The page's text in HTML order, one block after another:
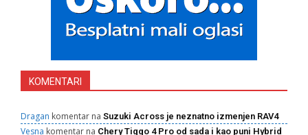
KOMENTARI
Dragan komentar na Suzuki Across je neznatno izmenjen RAV4
Vesna komentar na Chery Tiggo 4 Pro od sada i kao puni Hybrid